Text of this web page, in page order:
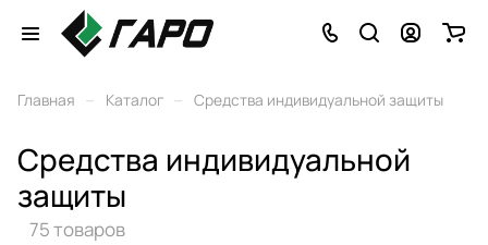
Главная – Каталог – Средства индивидуальной защиты
Средства индивидуальной
защиты
75 товаров